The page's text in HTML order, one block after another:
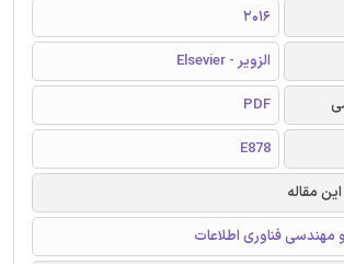
2016
الزویر - Elsevier
PDF
E878
مقاله
مهندسی فناوری اطلاعات